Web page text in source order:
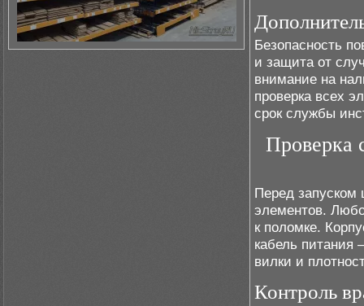
Безопасность
и защита от
внимание на
проверка всех
срок службы
Проверка
Перед
элементов.
к поломке.
кабель питания
вилки и
Контроль